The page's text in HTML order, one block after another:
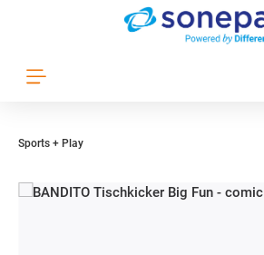
Zum Hauptinhalt springen
Sports + Play